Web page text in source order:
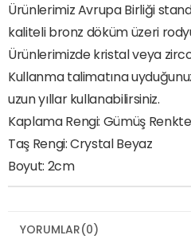
Ürünlerimiz Avrupa Birliği
kaliteli bronz döküm üzeri
Ürünlerimizde kristal veya
Kullanma talimatına
uzun yıllar kullanabilirsiniz.
Kaplama Rengi: Gümüş
Taş Rengi: Crystal Beyaz
Boyut: 2cm
YORUMLAR(0)